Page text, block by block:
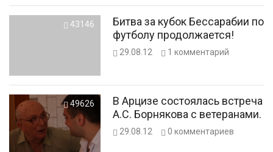
43146
Битва за кубок Бессарабии по
футболу продолжается!
29.08.12 1 комментарий
49626
В Арцизе состоялась встреча
А.С. Борнякова с ветеранами.
29.08.12 0 комментариев